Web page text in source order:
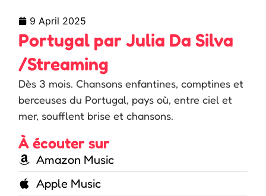
9 April 2025
Portugal par Julia Da Silva
/Streaming
Dès 3 mois. Chansons enfantines, comptines et
berceuses du Portugal, pays où, entre ciel et
mer, soufflent brise et chansons.
À écouter sur
Amazon Music
Apple Music